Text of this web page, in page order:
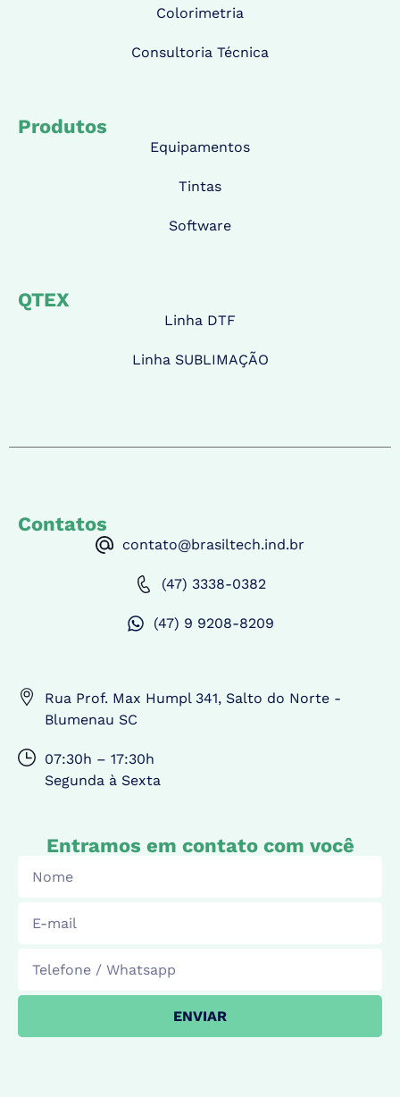
Colorimetria
Consultoria Técnica
Produtos
Equipamentos
Tintas
Software
QTEX
Linha DTF
Linha SUBLIMAÇÃO
Contatos
contato@brasiltech.ind.br
(47) 3338-0382
(47) 9 9208-8209
Rua Prof. Max Humpl 341, Salto do Norte -
Blumenau SC
07:30h – 17:30h
Segunda à Sexta
Entramos em contato com você
ENVIAR